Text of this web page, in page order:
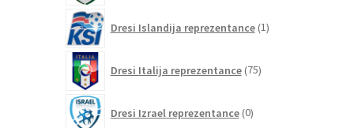
Dresi Islandija reprezentance 1izdelek
Dresi Italija reprezentance 75izdelkov
Dresi Izrael reprezentance 0izdelkov